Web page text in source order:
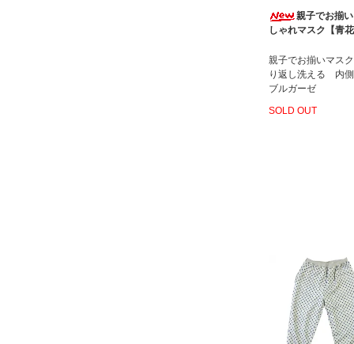
親子でお揃
しゃれマスク【青
親子でお揃いマス
り返し洗える 内
ブルガーゼ
SOLD OUT